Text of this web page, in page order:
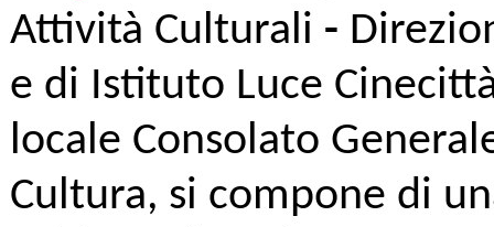
Attività Culturali -
e di Istituto Luce
locale Consolato
Cultura, si compone di